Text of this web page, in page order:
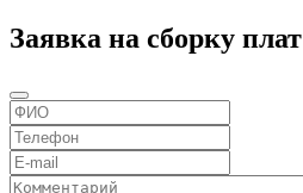
Заявка на сборку плат